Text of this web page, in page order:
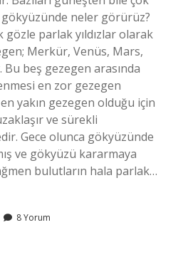
neler görürüz?
gözle parlak yıldızlar olarak
Merkür, Venüs, Mars,
Bu beş gezegen arasında
en zor gezegen
yakın gezegen olduğu için
ve sürekli
Gece olunca gökyüzünde
ve gökyüzü kararmaya
bulutların hala parlak…
8 Yorum